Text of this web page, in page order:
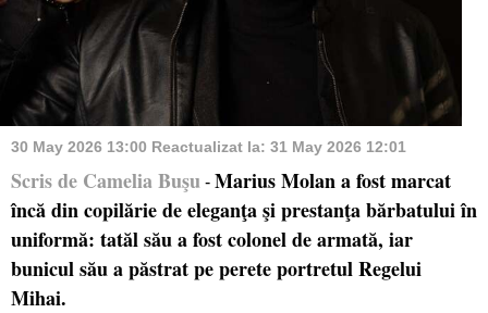
30 May 2026 13:00 Reactualizat la: 31 May 2026 12:01
Scris de Camelia Buşu - Marius Molan a fost marcat
încă din copilărie de eleganţa şi prestanţa bărbatului în
uniformă: tatăl său a fost colonel de armată, iar
bunicul său a păstrat pe perete portretul Regelui
Mihai.